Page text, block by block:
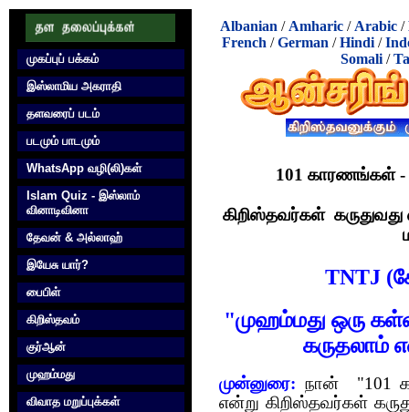
முகப்புப் பக்கம்
இஸ்லாமிய அகராதி
தளவரைப் படம்
படமும் பாடமும்
WhatsApp வழி(லி)கள்
Islam Quiz - இஸ்லாம்
வினாடிவினா
தேவன் & அல்லாஹ்
இயேசு யார்?
பைபிள்
கிறிஸ்தவம்
குர்‍ஆன்
முஹம்மது
விவாத மறுப்புக்கள்
Albanian / Amharic / Arabic /
French /German /Hindi /
Somali/
101 காரணங்கள் -
கிறிஸ்தவர்கள்
TNTJ
"முஹம்மது ஒரு
கருதலாம்
முன்னுரை: நான் "101
என்று கிறிஸ்தவர்கள்